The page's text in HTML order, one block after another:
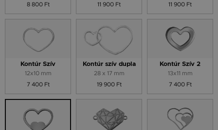
8 800 Ft
11 900 Ft
11 900 Ft
Kontúr Szív
12x10 mm
7 400 Ft
Kontúr szív dupla
28 x 17 mm
19 900 Ft
Kontúr Szív 2
13x11 mm
7 400 Ft